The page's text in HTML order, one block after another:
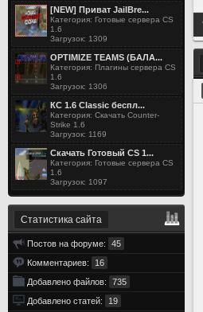
[NEW] Приват JailBre...
Категория: Готовые сервера CS
1.6
Загрузок: 1309
OPTIMIZE TEAMS (БАЛА...
Категория: Плагины сервера CS
1.6
Загрузок: 1306
КС 1.6 Classic беспл...
Категория: Скачать Counter-
Strike 1.6
Загрузок: 1169
Скачать Готовый CS 1...
Категория: Готовые сервера CS
1.6
Загрузок: 1097
Статистика сайта
Постов на форуме:
45
Комментариев:
16
Добавлено файлов:
735
Добавлено статей:
19